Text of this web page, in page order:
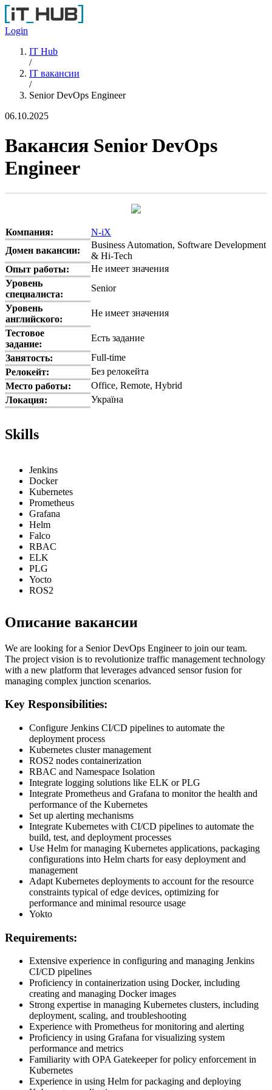
Перейти к основному содержанию
Login
IT Hub
/
IT вакансии
/
Senior DevOps Engineer
06.10.2025
Вакансия Senior DevOps
Engineer
Компания:
N-iX
Домен вакансии:
Business Automation, Software Development
& Hi-Tech
Опыт работы:
Не имеет значения
Уровень
специалиста:
Senior
Уровень
английского:
Не имеет значения
Тестовое
задание:
Есть задание
Занятость:
Full-time
Релокейт:
Без релокейта
Место работы:
Office, Remote, Hybrid
Локация:
Україна
Skills
Jenkins
Docker
Kubernetes
Prometheus
Grafana
Helm
Falco
RBAC
ELK
PLG
Yocto
ROS2
Описание вакансии
We are looking for a Senior DevOps Engineer to join our team.
The project vision is to revolutionize traffic management technology
with a new platform that leverages advanced sensor fusion for
managing complex junction scenarios.
Key Responsibilities:
Configure Jenkins CI/CD pipelines to automate the
deployment process
Kubernetes cluster management
ROS2 nodes containerization
RBAC and Namespace Isolation
Integrate logging solutions like ELK or PLG
Integrate Prometheus and Grafana to monitor the health and
performance of the Kubernetes
Set up alerting mechanisms
Integrate Kubernetes with CI/CD pipelines to automate the
build, test, and deployment processes
Use Helm for managing Kubernetes applications, packaging
configurations into Helm charts for easy deployment and
management
Adapt Kubernetes deployments to account for the resource
constraints typical of edge devices, optimizing for
performance and minimal resource usage
Yokto
Requirements:
Extensive experience in configuring and managing Jenkins
CI/CD pipelines
Proficiency in containerization using Docker, including
creating and managing Docker images
Strong expertise in managing Kubernetes clusters, including
deployment, scaling, and troubleshooting
Experience with Prometheus for monitoring and alerting
Proficiency in using Grafana for visualizing system
performance and metrics
Familiarity with OPA Gatekeeper for policy enforcement in
Kubernetes
Experience in using Helm for packaging and deploying